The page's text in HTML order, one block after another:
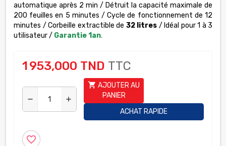
automatique après 2 min / Détruit la capacité maximale de
200 feuilles en 5 minutes / Cycle de fonctionnement de 12
minutes / Corbeille extractible de 32 litres / Idéal pour 1 à 3
utilisateur / Garantie 1an.
1 953,000 TND TTC
remove add
shopping_cart AJOUTER AU
PANIER
ACHAT RAPIDE
favorite_border